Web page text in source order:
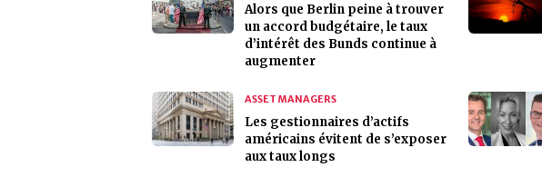
Alors que Berlin peine à trouver
un accord budgétaire, le taux
d’intérêt des Bunds continue à
augmenter
ASSET MANAGERS
Les gestionnaires d’actifs
américains évitent de s’exposer
aux taux longs